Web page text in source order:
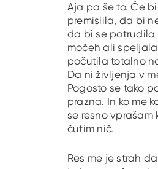
Aja pa še to. Če
premislila, da bi
da bi se potrudila
močeh ali
počutila totalno
Da ni življenja v
Pogosto se tako
prazna. In ko me
se resno vprašam
čutim nič.
Res me je strah